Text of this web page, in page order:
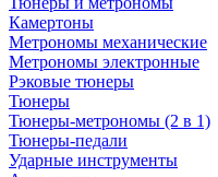
Камертоны
Метрономы механические
Метрономы электронные
Рэковые тюнеры
Тюнеры
Тюнеры-метрономы (2 в 1)
Тюнеры-педали
Ударные инструменты